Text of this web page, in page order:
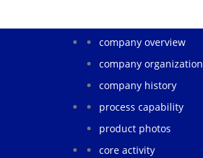
company overview
company organization
company history
process capability
product photos
core activity